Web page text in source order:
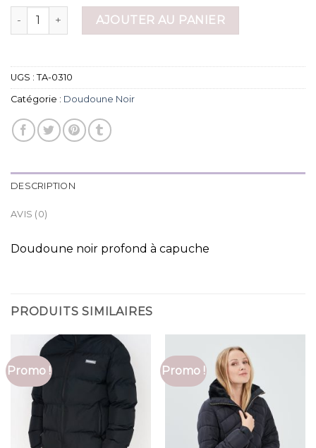
quantité de doudoune noirAJOUTER AU PANIER
UGS : TA-0310
Catégorie : Doudoune Noir
DESCRIPTION
AVIS (0)
Doudoune noir profond à capuche
PRODUITS SIMILAIRES
Promo ! Promo !